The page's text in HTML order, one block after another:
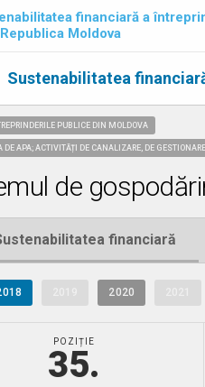
financiară a
Moldova
Sustenabilitatea
PUBLICE DIN MOLDOVA
DE APA; ACTIVITĂȚI DE CANALIZARE, DE
de
financiară
2020
POZIȚIE
35.